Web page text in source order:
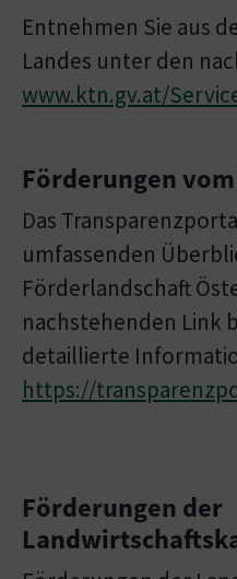
Entnehmen Sie aus
Landes unter den
www.ktn.gv.at/
Förderungen
Das
umfassenden
Förderlandschaft
nachstehenden Link
detaillierte
https://
Förderungen der